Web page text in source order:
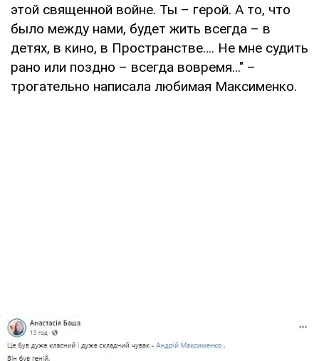
этой священной войне. Ты – герой. А то, что
было между нами, будет жить всегда – в
детях, в кино, в Пространстве…. Не мне судить
рано или поздно – всегда вовремя…" –
трогательно написала любимая Максименко.